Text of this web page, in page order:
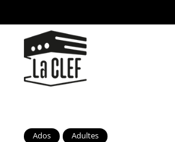
Ados Adultes